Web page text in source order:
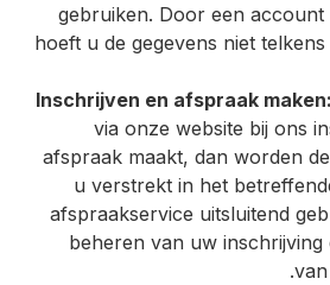
gebruiken. Door een account
hoeft u de gegevens niet
Inschrijven en afspraak maken:
via onze website bij ons
afspraak maakt, dan worden
u verstrekt in het
afspraakservice uitsluitend
beheren van uw inschrijving